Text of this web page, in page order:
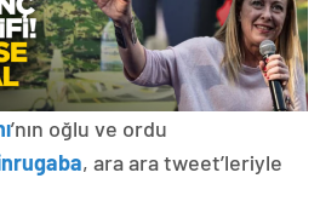
’nın oğlu ve ordu
, ara ara tweet’leriyle